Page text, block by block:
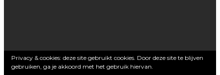
Privacy & cookies: deze site gebruikt cookies. Door deze site te blijven
gebruiken, ga je akkoord met het gebruik hiervan.